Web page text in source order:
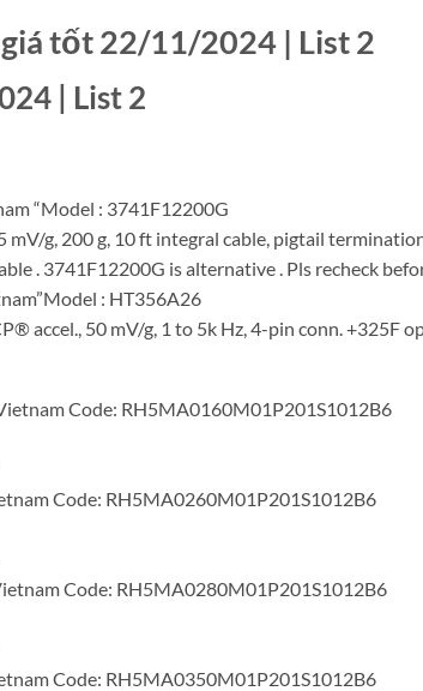
giá tốt 22/11/2024 | List 2
| List 2
“Model : 3741F12200G
g, 200 g, 10 ft integral cable, pigtail
. 3741F12200G is alternative . Pls recheck
: HT356A26
accel., 50 mV/g, 1 to 5k Hz, 4-pin conn. +325F
Code: RH5MA0160M01P201S1012B6
Code: RH5MA0260M01P201S1012B6
Code: RH5MA0280M01P201S1012B6
Code: RH5MA0350M01P201S1012B6